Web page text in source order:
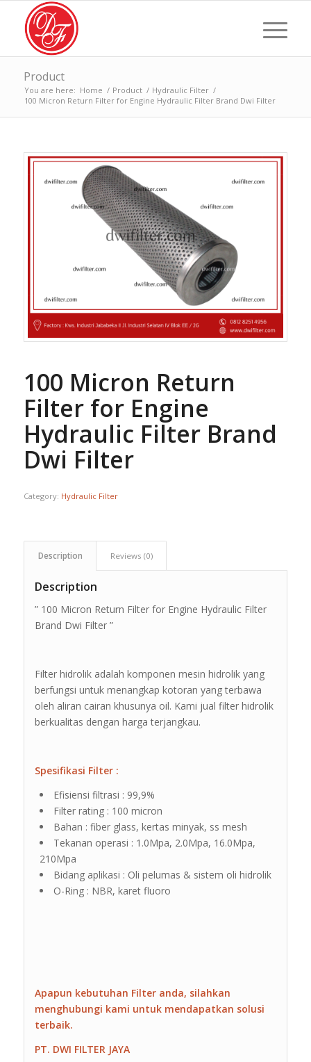
Product
You are here: Home / Product / Hydraulic Filter /
100 Micron Return Filter for Engine Hydraulic Filter Brand Dwi Filter
100 Micron Return
Filter for Engine
Hydraulic Filter Brand
Dwi Filter
Category: Hydraulic Filter
Description Reviews (0)
Description
” 100 Micron Return Filter for Engine Hydraulic Filter
Brand Dwi Filter ”
Filter hidrolik adalah komponen mesin hidrolik yang
berfungsi untuk menangkap kotoran yang terbawa
oleh aliran cairan khusunya oil. Kami jual filter hidrolik
berkualitas dengan harga terjangkau.
Spesifikasi Filter :
Efisiensi filtrasi : 99,9%
Filter rating : 100 micron
Bahan : fiber glass, kertas minyak, ss mesh
Tekanan operasi : 1.0Mpa, 2.0Mpa, 16.0Mpa,
210Mpa
Bidang aplikasi : Oli pelumas & sistem oli hidrolik
O-Ring : NBR, karet fluoro
Apapun kebutuhan Filter anda, silahkan
menghubungi kami untuk mendapatkan solusi
terbaik.
PT. DWI FILTER JAYA